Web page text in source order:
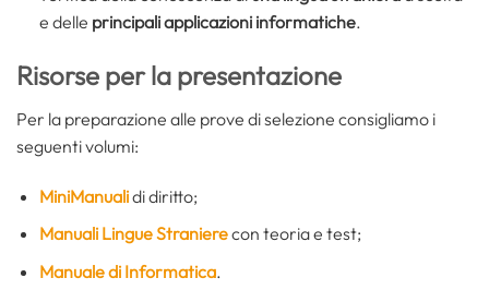
e delle principali applicazioni informatiche.
Risorse per la presentazione
Per la preparazione alle prove di selezione consigliamo i
seguenti volumi:
MiniManualidi diritto;
Manuali Lingue Stranierecon teoria e test;
Manuale di Informatica.